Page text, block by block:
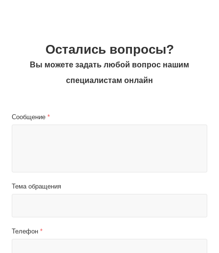
Остались вопросы?
Вы можете задать любой вопрос нашим
специалистам онлайн
Сообщение *
Тема обращения
Телефон *